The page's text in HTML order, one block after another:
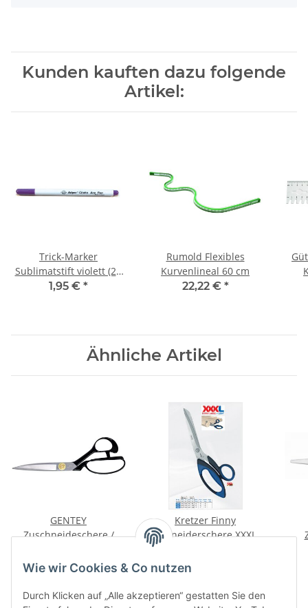
Wie wir Cookies & Co nutzen
Durch Klicken auf „Alle akzeptieren“ gestatten Sie den
Kunden kauften dazu folgende
Artikel:
Trick-Marker
Sublimatstift violett (2 -
14 Tage)
1,95 € *
Rumold Flexibles
Kurvenlineal 60 cm
22,22 € *
Ähnliche Artikel
GENTEY
Zuschneideschere /
in Japan) Typ-G
Kretzer Finny
Schneiderschere XXXL